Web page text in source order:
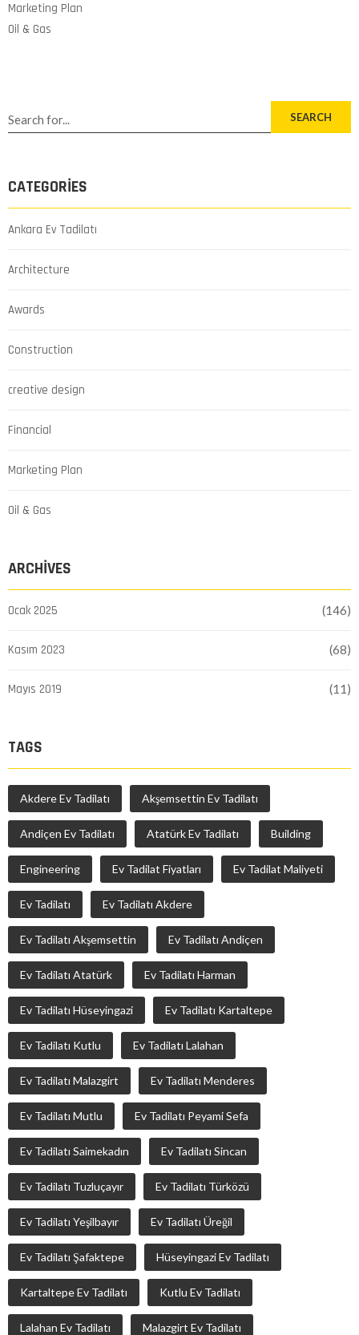
Marketing Plan
Oil & Gas
SEARCH
CATEGORIES
Ankara Ev Tadilatı
Architecture
Awards
Construction
creative design
Financial
Marketing Plan
Oil & Gas
ARCHIVES
Ocak 2025 (146)
Kasım 2023 (68)
Mayıs 2019 (11)
TAGS
Akdere Ev Tadilatı Akşemsettin Ev Tadilatı
Andiçen Ev Tadilatı Atatürk Ev Tadilatı Building
Engineering Ev Tadilat Fiyatları Ev Tadilat Maliyeti
Ev Tadilatı Ev Tadilatı Akdere
Ev Tadilatı Akşemsettin Ev Tadilatı Andiçen
Ev Tadilatı Atatürk Ev Tadilatı Harman
Ev Tadilatı Hüseyingazi Ev Tadilatı Kartaltepe
Ev Tadilatı Kutlu Ev Tadilatı Lalahan
Ev Tadilatı Malazgirt Ev Tadilatı Menderes
Ev Tadilatı Mutlu Ev Tadilatı Peyami Sefa
Ev Tadilatı Saimekadın Ev Tadilatı Sincan
Ev Tadilatı Tuzluçayır Ev Tadilatı Türközü
Ev Tadilatı Yeşilbayır Ev Tadilatı Üreğil
Ev Tadilatı Şafaktepe Hüseyingazi Ev Tadilatı
Kartaltepe Ev Tadilatı Kutlu Ev Tadilatı
Lalahan Ev Tadilatı Malazgirt Ev Tadilatı